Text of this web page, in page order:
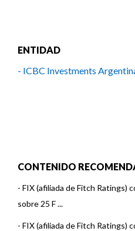
ENTIDAD
- ICBC Investments
CONTENIDO
- FIX (afiliada de Fitch Ratings)
sobre 25 F ...
- FIX (afiliada de Fitch Ratings)